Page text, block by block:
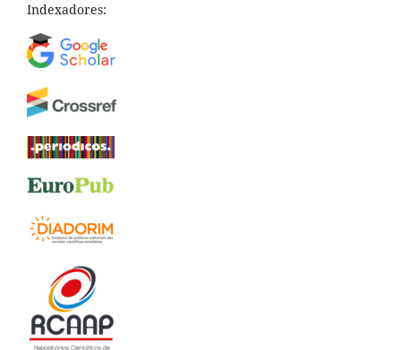
Indexadores: